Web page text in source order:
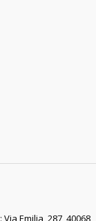
: Via Emilia, 287, 40068